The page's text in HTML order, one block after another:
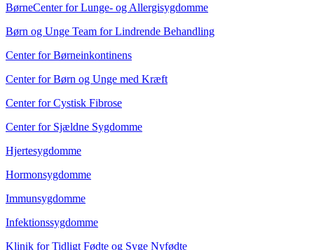
BørneCenter for Lunge- og Allergisygdomme
Børn og Unge Team for Lindrende Behandling
Center for Børneinkontinens
Center for Børn og Unge med Kræft
Center for Cystisk Fibrose
Center for Sjældne Sygdomme
Hjertesygdomme
Hormonsygdomme
Immunsygdomme
Infektionssygdomme
Klinik for Tidligt Fødte og Syge Nyfødte